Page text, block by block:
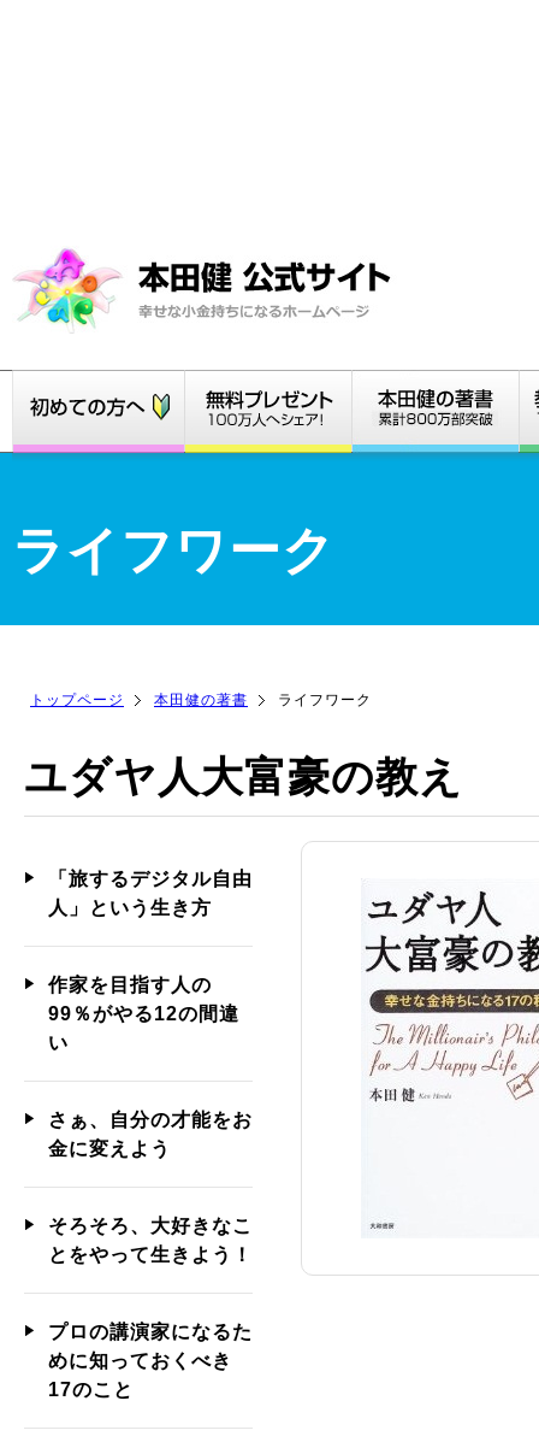
ライフワーク
トップページ 本田健の著書 ライフワーク
ユダヤ人大富豪の教え
「旅するデジタル自由
人」という生き方
作家を目指す人の
99％がやる12の間違
い
さぁ、自分の才能をお
金に変えよう
そろそろ、大好きなこ
とをやって生きよう！
プロの講演家になるた
めに知っておくべき
17のこと